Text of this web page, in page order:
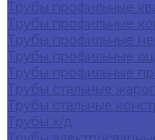
Трубы профильные
Трубы профильные
Трубы профильные
Трубы профильные
Трубы профильные
Трубы стальные
Трубы стальные
Трубы х/д